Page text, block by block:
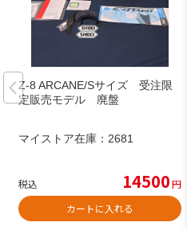
Z-8 ARCANE/Sサイズ 受注限
定販売モデル 廃盤
マイストア在庫： 2681
税込 14500円
カートに入れる